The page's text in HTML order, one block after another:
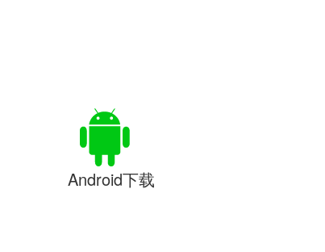
Android下载